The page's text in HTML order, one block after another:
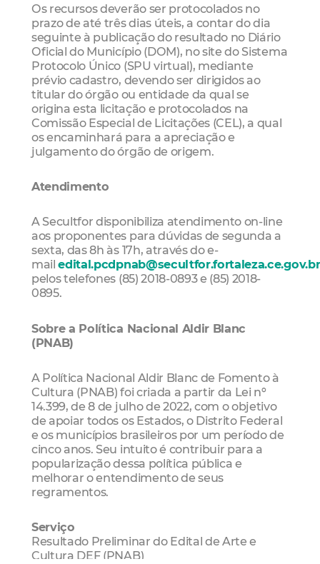
Os recursos deverão ser protocolados no
prazo de até três dias úteis, a contar do dia
seguinte à publicação do resultado no Diário
Oficial do Município (DOM), no site do Sistema
Protocolo Único (SPU virtual), mediante
prévio cadastro, devendo ser dirigidos ao
titular do órgão ou entidade da qual se
origina esta licitação e protocolados na
Comissão Especial de Licitações (CEL), a qual
os encaminhará para a apreciação e
julgamento do órgão de origem.
Atendimento
A Secultfor disponibiliza atendimento on-line
aos proponentes para dúvidas de segunda a
sexta, das 8h às 17h, através do e-
mailedital.pcdpnab@secultfor.fortaleza.ce.gov.br
pelos telefones (85) 2018-0893 e (85) 2018-
0895.
Sobre a Política Nacional Aldir Blanc
(PNAB)
A Política Nacional Aldir Blanc de Fomento à
Cultura (PNAB) foi criada a partir da Lei nº
14.399, de 8 de julho de 2022, com o objetivo
de apoiar todos os Estados, o Distrito Federal
e os municípios brasileiros por um período de
cinco anos. Seu intuito é contribuir para a
popularização dessa política pública e
melhorar o entendimento de seus
regramentos.
Serviço
Resultado Preliminar do Edital de Arte e
Cultura DEF (PNAB)